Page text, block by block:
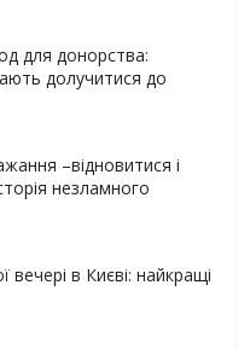
для донорства:
долучитися до
–відновитися і
незламного
в Києві: найкращі